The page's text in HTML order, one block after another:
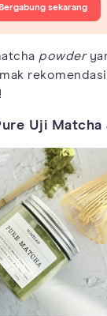
Bergabung sekarang
powder
Uji Matcha